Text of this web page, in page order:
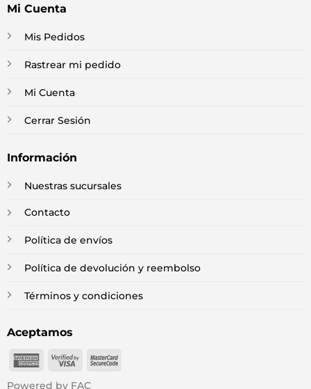
Mi Cuenta
Mis Pedidos
Rastrear mi pedido
Mi Cuenta
Cerrar Sesión
Información
Nuestras sucursales
Contacto
Política de envíos
Política de devolución y reembolso
Términos y condiciones
Aceptamos
American
Visa
MasterCard
Powered by FAC